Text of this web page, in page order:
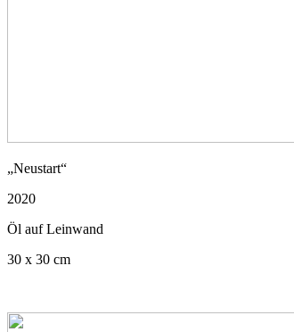
„Neustart“
2020
Öl auf Leinwand
30 x 30 cm